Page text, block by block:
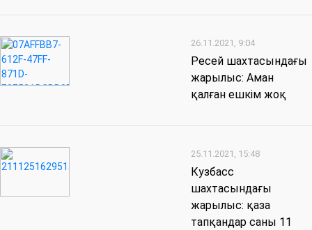
26.11.2021, 9:04
Ресей шахтасындағы
жарылыс: Аман
қалған ешкім жоқ
25.11.2021, 15:48
Кузбасс
шахтасындағы
жарылыс: қаза
тапқандар саны 11